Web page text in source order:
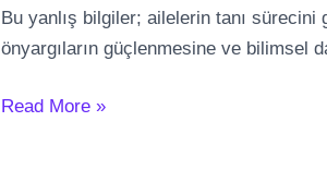
Bu yanlış bilgiler; ailelerin tanı
önyargıların güçlenmesine ve bilimsel
Read More »